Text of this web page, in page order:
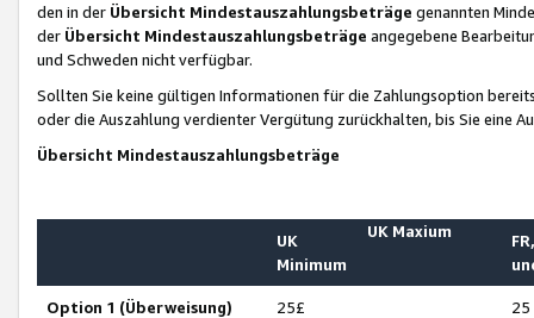
den in der Übersicht Mindestauszahlungsbeträge genannten
der Übersicht Mindestauszahlungsbeträge angegebene
und Schweden nicht verfügbar.
Sollten Sie keine gültigen Informationen für die Zahlungsoption
oder die Auszahlung verdienter Vergütung zurückhalten, bis Sie
Übersicht Mindestauszahlungsbeträge
UK
Minimum
UK Maxium
Option 1 (Überweisung) 25£ 25